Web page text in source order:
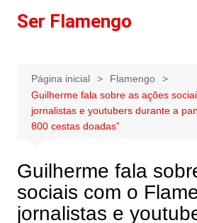
paraSer Flamengo
Página inicial
Flamengo
Guilherme fala sobre as ações
jornalistas e youtubers durante a
800 cestas doadas”
Guilherme fala
sociais com o
jornalistas e